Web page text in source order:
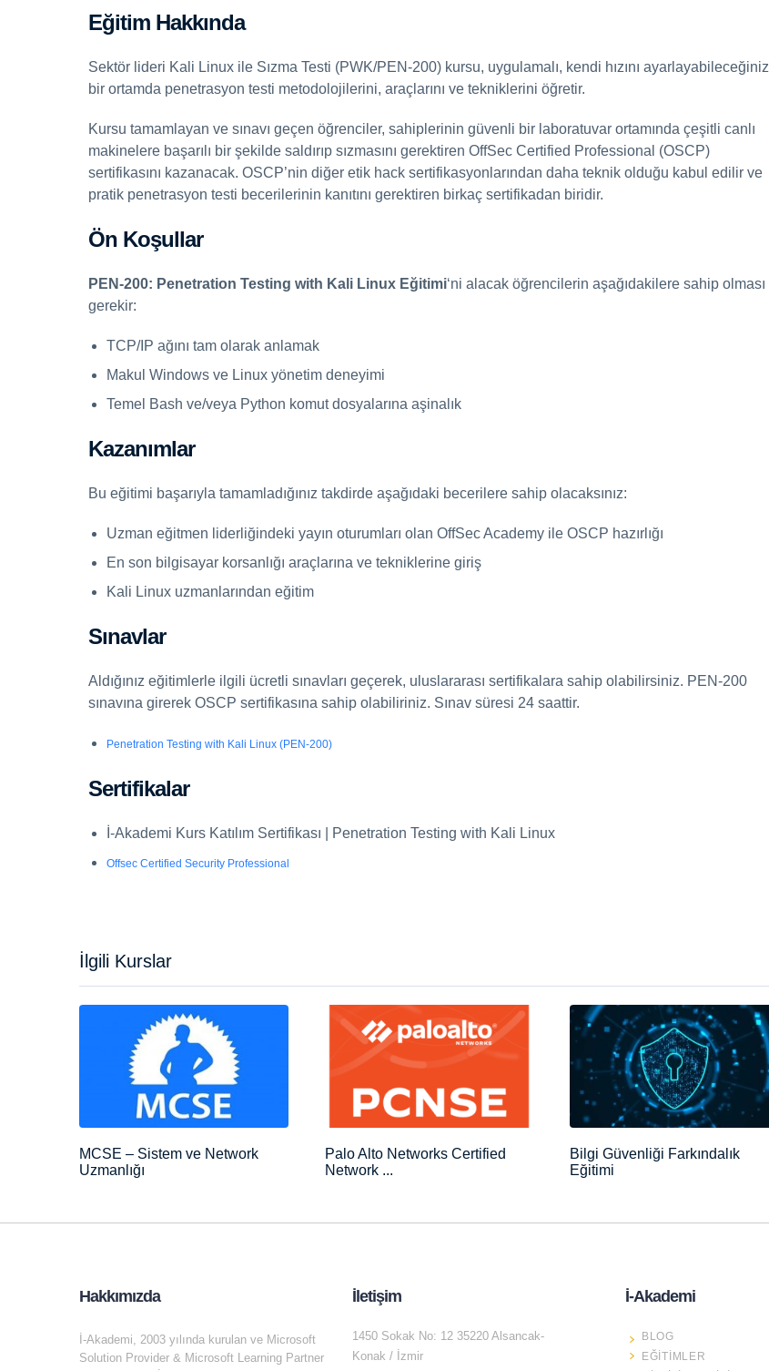
Eğitim Hakkında
Sektör lideri Kali Linux ile Sızma Testi (PWK/PEN-200) kursu, uygulamalı, kendi hızını ayarlayabileceğiniz
bir ortamda penetrasyon testi metodolojilerini, araçlarını ve tekniklerini öğretir.
Kursu tamamlayan ve sınavı geçen öğrenciler, sahiplerinin güvenli bir laboratuvar ortamında çeşitli canlı
makinelere başarılı bir şekilde saldırıp sızmasını gerektiren OffSec Certified Professional (OSCP)
sertifikasını kazanacak. OSCP’nin diğer etik hack sertifikasyonlarından daha teknik olduğu kabul edilir ve
pratik penetrasyon testi becerilerinin kanıtını gerektiren birkaç sertifikadan biridir.
Ön Koşullar
PEN-200: Penetration Testing with Kali Linux Eğitimi‘ni alacak öğrencilerin aşağıdakilere sahip olması
gerekir:
TCP/IP ağını tam olarak anlamak
Makul Windows ve Linux yönetim deneyimi
Temel Bash ve/veya Python komut dosyalarına aşinalık
Kazanımlar
Bu eğitimi başarıyla tamamladığınız takdirde aşağıdaki becerilere sahip olacaksınız:
Uzman eğitmen liderliğindeki yayın oturumları olan OffSec Academy ile OSCP hazırlığı
En son bilgisayar korsanlığı araçlarına ve tekniklerine giriş
Kali Linux uzmanlarından eğitim
Sınavlar
Aldığınız eğitimlerle ilgili ücretli sınavları geçerek, uluslararası sertifikalara sahip olabilirsiniz. PEN-200
sınavına girerek OSCP sertifikasına sahip olabiliriniz. Sınav süresi 24 saattir.
Penetration Testing with Kali Linux (PEN-200)
Sertifikalar
İ-Akademi Kurs Katılım Sertifikası | Penetration Testing with Kali Linux
Offsec Certified Security Professional
İlgili Kurslar
MCSE – Sistem ve Network
Uzmanlığı
Palo Alto Networks Certified
Network ...
Bilgi Güvenliği Farkındalık
Eğitimi
Hakkımızda
İ-Akademi, 2003 yılında kurulan ve Microsoft
Solution Provider & Microsoft Learning Partner
İletişim
1450 Sokak No: 12 35220 Alsancak-
Konak / İzmir
İ-Akademi
BLOG
EĞITIMLER